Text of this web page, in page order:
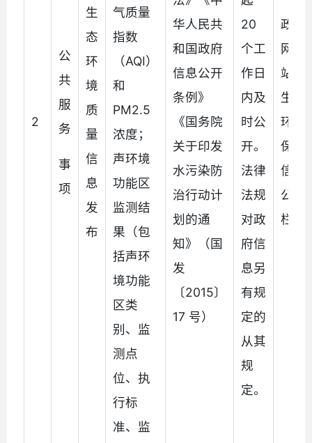
公
共
服
务
事
项
2
生
态
环
境
质
量
信
息
发
布
气质量
指数
（AQI）
和
PM2.5
浓度；
声环境
功能区
监测结
果（包
括声环
境功能
区类
别、监
测点
位、执
行标
准、监
华人民共
和国政府
信息公开
条例》
《国务院
关于印发
水污染防
治行动计
划的通
知》（国
发
〔2015〕
17 号）
20
个工
作日
内及
时公
开。
法律
法规
对政
府信
息另
有规
定的
从其
规
定。
政府
网
站、
生态
环境
保护
信息
公开
栏